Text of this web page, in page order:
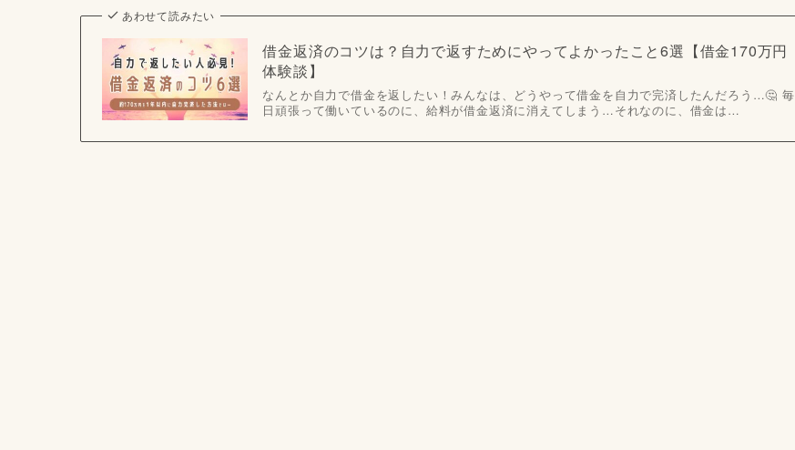
あわせて読みたい
借金返済のコツは？自力で返すためにやってよかったこと6選【借金170万円
体験談】
なんとか自力で借金を返したい！みんなは、どうやって借金を自力で完済したんだろう…🤔 毎
日頑張って働いているのに、給料が借金返済に消えてしまう…それなのに、借金は…